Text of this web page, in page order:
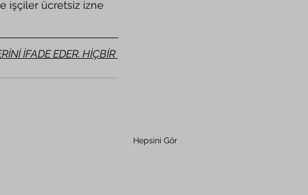
İFADE EDER. HİÇBİR
Hepsini Gör